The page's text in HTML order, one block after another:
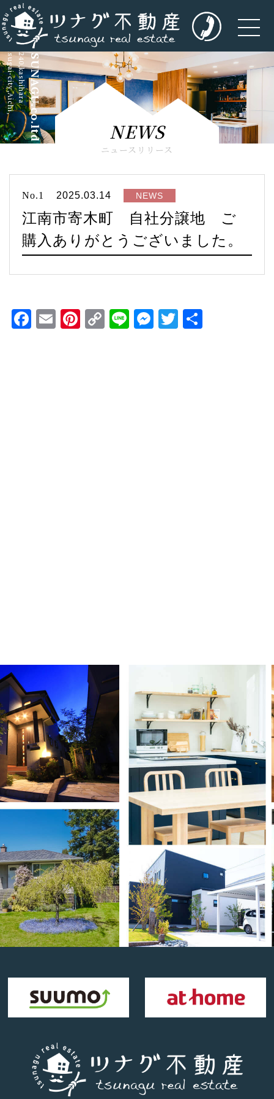
TSUNAGU.co.ltd
5-240,kashihara
kasugai-city,Aichi,
NEWS
ニュースリリース
No.1 2025.03.14 NEWS
江南市寄木町 自社分譲地 ご
購入ありがとうございました。
Facebook
EmailPinterest
CopyLineMessenger
Twitter